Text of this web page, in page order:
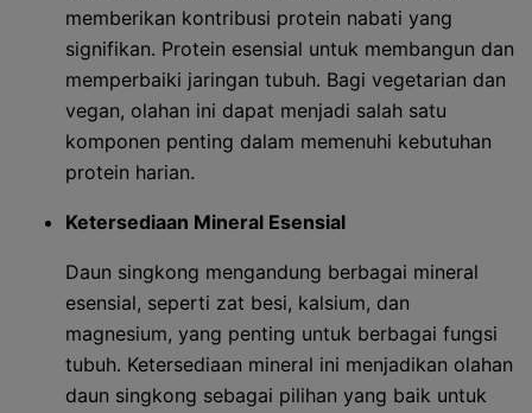
memberikan kontribusi protein nabati yang
signifikan. Protein esensial untuk membangun dan
memperbaiki jaringan tubuh. Bagi vegetarian dan
vegan, olahan ini dapat menjadi salah satu
komponen penting dalam memenuhi kebutuhan
protein harian.
Ketersediaan Mineral Esensial
Daun singkong mengandung berbagai mineral
esensial, seperti zat besi, kalsium, dan
magnesium, yang penting untuk berbagai fungsi
tubuh. Ketersediaan mineral ini menjadikan olahan
daun singkong sebagai pilihan yang baik untuk